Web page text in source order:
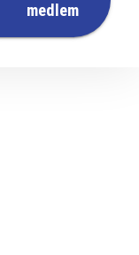
medlem